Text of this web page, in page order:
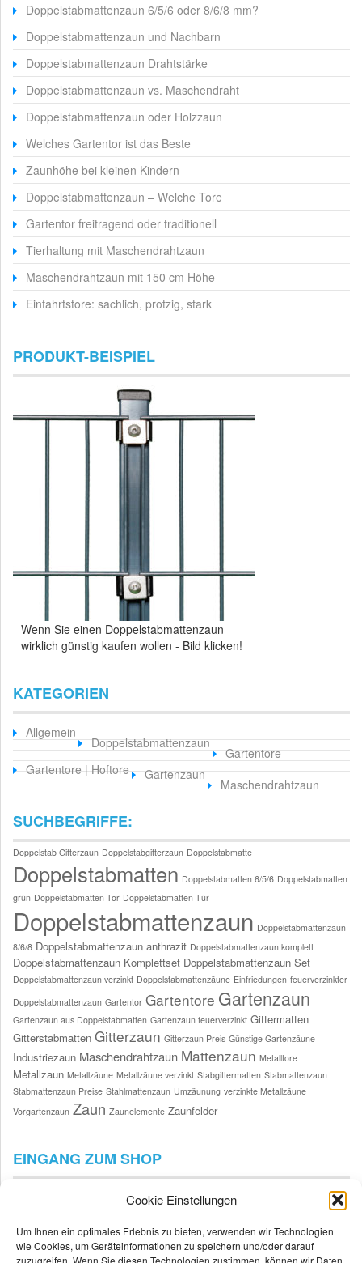
Cookie Einstellungen
Um Ihnen ein optimales Erlebnis zu bieten, verwenden wir Technologien
wie Cookies, um Geräteinformationen zu speichern und/oder darauf
zuzugreifen. Wenn Sie diesen Technologien zustimmen, können wir Daten
Doppelstabmattenzaun 6/5/6 oder 8/6/8 mm?
Doppelstabmattenzaun und Nachbarn
Doppelstabmattenzaun Drahtstärke
Doppelstabmattenzaun vs. Maschendraht
Doppelstabmattenzaun oder Holzzaun
Welches Gartentor ist das Beste
Zaunhöhe bei kleinen Kindern
Doppelstabmattenzaun – Welche Tore
Gartentor freitragend oder traditionell
Tierhaltung mit Maschendrahtzaun
Maschendrahtzaun mit 150 cm Höhe
Einfahrtstore: sachlich, protzig, stark
PRODUKT-BEISPIEL
Wenn Sie einen Doppelstabmattenzaun
wirklich günstig kaufen wollen - Bild klicken!
KATEGORIEN
Allgemein
Doppelstabmattenzaun
Gartentore
Gartentore | Hoftore
Gartenzaun
Maschendrahtzaun
SUCHBEGRIFFE:
Doppelstab Gitterzaun Doppelstabgitterzaun Doppelstabmatte
Doppelstabmatten Doppelstabmatten 6/5/6 Doppelstabmatten
grün Doppelstabmatten Tor Doppelstabmatten Tür
Doppelstabmattenzaun Doppelstabmattenzaun
8/6/8 Doppelstabmattenzaun anthrazit Doppelstabmattenzaun komplett
Doppelstabmattenzaun Komplettset Doppelstabmattenzaun Set
Doppelstabmattenzaun verzinkt Doppelstabmattenzäune Einfriedungen feuerverzinkter
Doppelstabmattenzaun Gartentor Gartentore Gartenzaun
Gartenzaun aus Doppelstabmatten Gartenzaun feuerverzinkt Gittermatten
Gitterstabmatten Gitterzaun Gitterzaun Preis Günstige Gartenzäune
Industriezaun Maschendrahtzaun Mattenzaun Metalltore
Metallzaun Metallzäune Metallzäune verzinkt Stabgittermatten Stabmattenzaun
Stabmattenzaun Preise Stahlmattenzaun Umzäunung verzinkte Metallzäune
Vorgartenzaun Zaun Zaunelemente Zaunfelder
EINGANG ZUM SHOP